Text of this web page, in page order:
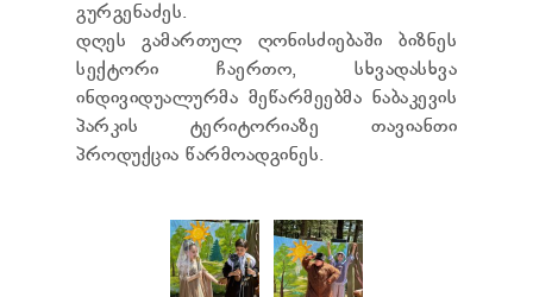
გურგენაძეს.
დღეს გამართულ ღონისძიებაში ბიზნეს
სექტორი ჩაერთო, სხვადასხვა
ინდივიდუალურმა მეწარმეებმა ნაბაკევის
პარკის ტერიტორიაზე თავიანთი
პროდუქცია წარმოადგინეს.